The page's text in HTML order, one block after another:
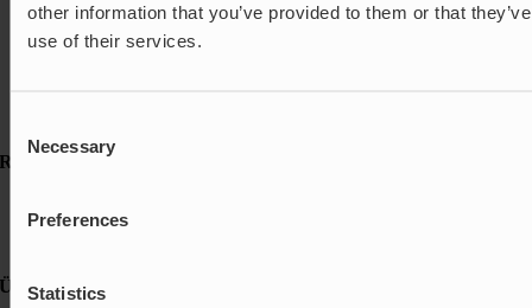
other information that you’ve provided to them or that
use of their services.
Selection
Necessary
Preferences
Statistics
Aquakultur
Hochwasserschutz
Ressourcen
Neuigkeiten & Presse
Über Wapro